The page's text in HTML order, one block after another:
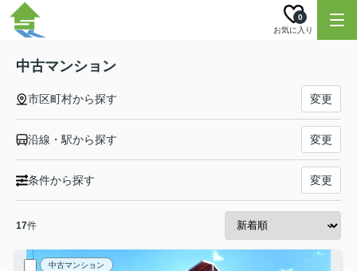
お気に入り
0
中古マンション
市区町村から探す 変更
沿線・駅から探す 変更
条件から探す 変更
17件
中古マンション